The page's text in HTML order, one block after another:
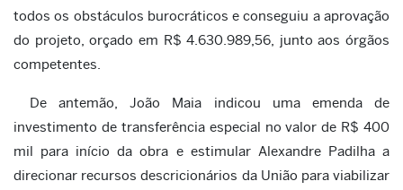
todos os obstáculos burocráticos e conseguiu a aprovação
do projeto, orçado em R$ 4.630.989,56, junto aos órgãos
competentes.
De antemão, João Maia indicou uma emenda de
investimento de transferência especial no valor de R$ 400
mil para início da obra e estimular Alexandre Padilha a
direcionar recursos descricionários da União para viabilizar